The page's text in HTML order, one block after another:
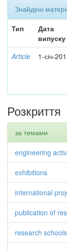
Знайдені
Тип
Дата
випуску
Article 1-січ-
Розкриття
за темами
engineering
exhibitions
international
publication of
research